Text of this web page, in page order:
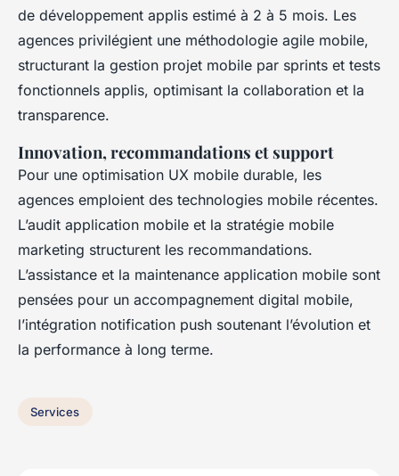
de développement applis estimé à 2 à 5 mois. Les
agences privilégient une méthodologie agile mobile,
structurant la gestion projet mobile par sprints et tests
fonctionnels applis, optimisant la collaboration et la
transparence.
Innovation, recommandations et support
Pour une optimisation UX mobile durable, les
agences emploient des technologies mobile récentes.
L’audit application mobile et la stratégie mobile
marketing structurent les recommandations.
L’assistance et la maintenance application mobile sont
pensées pour un accompagnement digital mobile,
l’intégration notification push soutenant l’évolution et
la performance à long terme.
Services